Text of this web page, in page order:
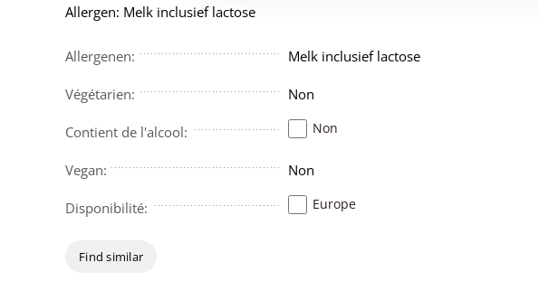
Allergen: Melk inclusief lactose
Allergenen: Melk inclusief lactose
Végétarien: Non
Contient de l'alcool: Non
Vegan: Non
Disponibilité: Europe
Find similar